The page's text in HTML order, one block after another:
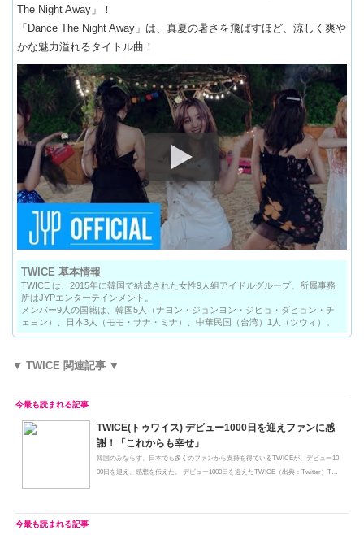
The Night Away」！
「Dance The Night Away」は、真夏の暑さを飛ばすほど、涼しく爽や
かな魅力溢れるタイトル曲！
TWICE 基本情報
TWICE は、2015年に韓国で結成された女性9人組アイドルグループ。所属事務
所はJYPエンターテインメント。
メンバー9人の国籍は、韓国5人（ナヨン・ジョンヨン・ジヒョ・ダヒョン・チ
ェヨン）、日本3人（モモ・サナ・ミナ）、中華民国（台湾）1人（ツウィ）。
▼ TWICE 関連記事 ▼
TWICE(トゥワイス) デビュー1000日を迎えファンに感
謝！「これからも幸せ」
韓国のみならず、日本でも多くのファンから支持を得ているTWICEが、デビュー10
00日を迎え、感想を伝えた。 デビュー1000日を迎えたTWICE（出典：Twitter）TW